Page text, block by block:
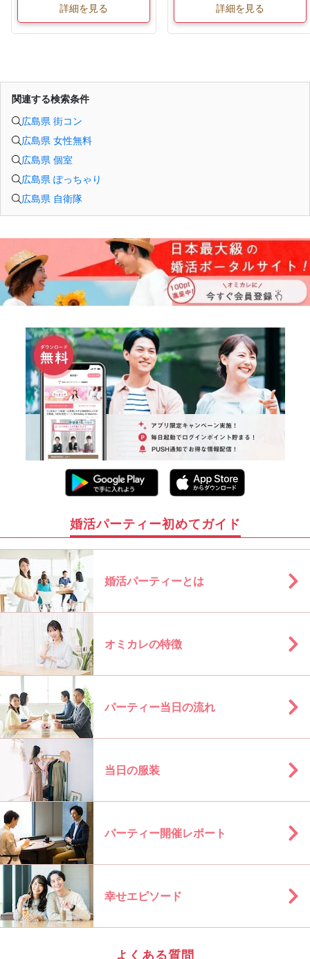
詳細を見る 詳細を見る
関連する検索条件
広島県 街コン
広島県 女性無料
広島県 個室
広島県 ぽっちゃり
広島県 自衛隊
婚活パーティー初めてガイド
婚活パーティーとは
オミカレの特徴
パーティー当日の流れ
当日の服装
パーティー開催レポート
幸せエピソード
よくある質問